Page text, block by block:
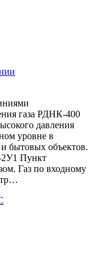
газа РДНК-400
давления
уровне в
бытовых объектов.
Пункт
Газ по входному